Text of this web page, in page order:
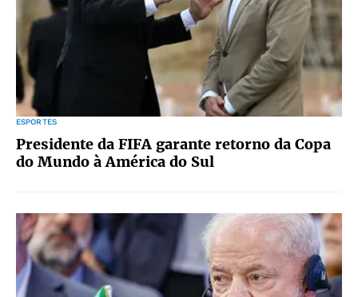
ESPORTES
Presidente da FIFA garante retorno da Copa
do Mundo à América do Sul